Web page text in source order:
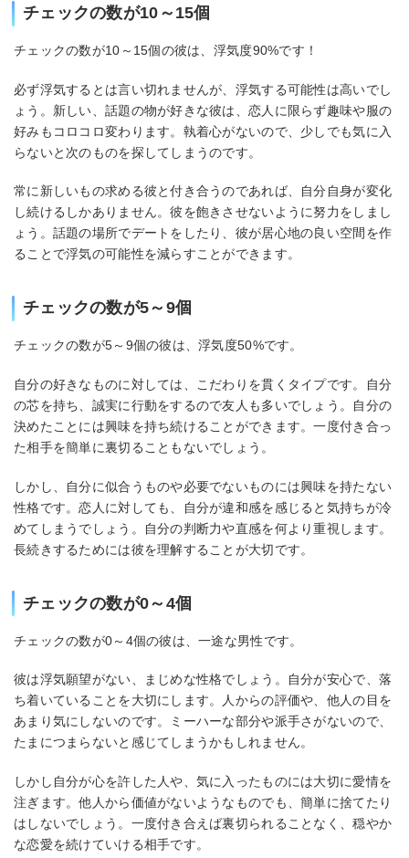
チェックの数が10～15個
チェックの数が10～15個の彼は、浮気度90%です！
必ず浮気するとは言い切れませんが、浮気する可能性は高いでし
ょう。新しい、話題の物が好きな彼は、恋人に限らず趣味や服の
好みもコロコロ変わります。執着心がないので、少しでも気に入
らないと次のものを探してしまうのです。
常に新しいもの求める彼と付き合うのであれば、自分自身が変化
し続けるしかありません。彼を飽きさせないように努力をしまし
ょう。話題の場所でデートをしたり、彼が居心地の良い空間を作
ることで浮気の可能性を減らすことができます。
チェックの数が5～9個
チェックの数が5～9個の彼は、浮気度50%です。
自分の好きなものに対しては、こだわりを貫くタイプです。自分
の芯を持ち、誠実に行動をするので友人も多いでしょう。自分の
決めたことには興味を持ち続けることができます。一度付き合っ
た相手を簡単に裏切ることもないでしょう。
しかし、自分に似合うものや必要でないものには興味を持たない
性格です。恋人に対しても、自分が違和感を感じると気持ちが冷
めてしまうでしょう。自分の判断力や直感を何より重視します。
長続きするためには彼を理解することが大切です。
チェックの数が0～4個
チェックの数が0～4個の彼は、一途な男性です。
彼は浮気願望がない、まじめな性格でしょう。自分が安心で、落
ち着いていることを大切にします。人からの評価や、他人の目を
あまり気にしないのです。ミーハーな部分や派手さがないので、
たまにつまらないと感じてしまうかもしれません。
しかし自分が心を許した人や、気に入ったものには大切に愛情を
注ぎます。他人から価値がないようなものでも、簡単に捨てたり
はしないでしょう。一度付き合えば裏切られることなく、穏やか
な恋愛を続けていける相手です。